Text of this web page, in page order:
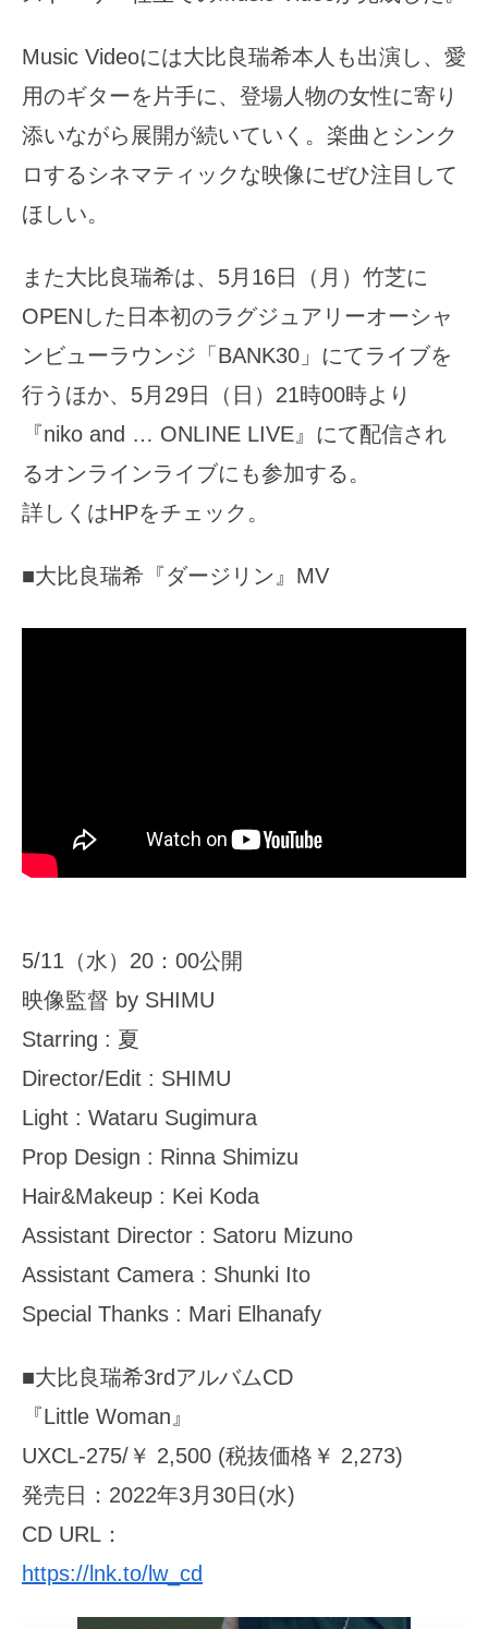
Music Videoには大比良瑞希本人も出演し、愛
用のギターを片手に、登場人物の女性に寄り
添いながら展開が続いていく。楽曲とシンク
ロするシネマティックな映像にぜひ注目して
ほしい。
また大比良瑞希は、5月16日（月）竹芝に
OPENした日本初のラグジュアリーオーシャ
ンビューラウンジ「BANK30」にてライブを
行うほか、5月29日（日）21時00時より
『niko and … ONLINE LIVE』にて配信され
るオンラインライブにも参加する。
詳しくはHPをチェック。
■大比良瑞希『ダージリン』MV
5/11（水）20：00公開
映像監督 by SHIMU
Starring : 夏
Director/Edit : SHIMU
Light : Wataru Sugimura
Prop Design : Rinna Shimizu
Hair&Makeup : Kei Koda
Assistant Director : Satoru Mizuno
Assistant Camera : Shunki Ito
Special Thanks : Mari Elhanafy
■大比良瑞希3rdアルバムCD
『Little Woman』
UXCL-275/￥ 2,500 (税抜価格￥ 2,273)
発売日：2022年3月30日(水)
CD URL：
https://lnk.to/lw_cd